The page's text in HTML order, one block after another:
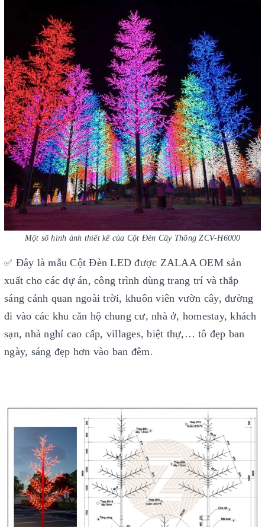
Một số hình ảnh thiết kế của Cột Đèn Cây Thông ZCV-H6000
✅ Đây là mẫu Cột Đèn LED được ZALAA OEM sản
xuất cho các dự án, công trình dùng trang trí và thắp
sáng cảnh quan ngoài trời, khuôn viên vườn cây, đường
đi vào các khu căn hộ chung cư, nhà ở, homestay, khách
sạn, nhà nghỉ cao cấp, villages, biệt thự,… tô đẹp ban
ngày, sáng đẹp hơn vào ban đêm.